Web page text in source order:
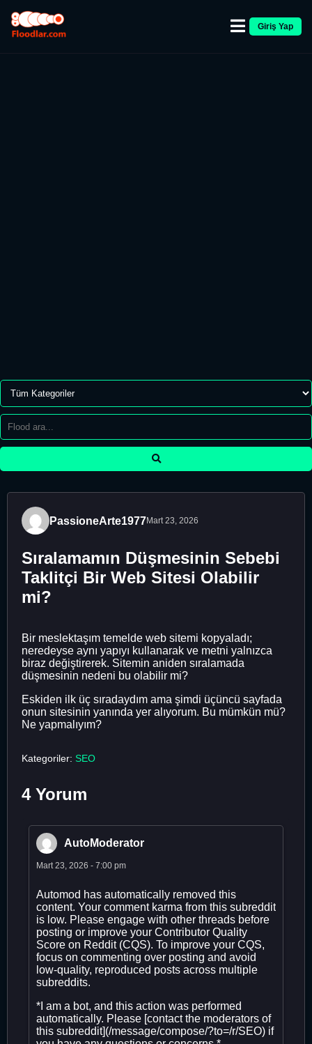
Giriş Yap
PassioneArte1977Mart 23, 2026
Sıralamamın Düşmesinin Sebebi
Taklitçi Bir Web Sitesi Olabilir
mi?
Bir meslektaşım temelde web sitemi kopyaladı;
neredeyse aynı yapıyı kullanarak ve metni yalnızca
biraz değiştirerek. Sitemin aniden sıralamada
düşmesinin nedeni bu olabilir mi?
Eskiden ilk üç sıradaydım ama şimdi üçüncü sayfada
onun sitesinin yanında yer alıyorum. Bu mümkün mü?
Ne yapmalıyım?
Kategoriler: SEO
4 Yorum
AutoModerator
Mart 23, 2026 - 7:00 pm
Automod has automatically removed this
content. Your comment karma from this subreddit
is low. Please engage with other threads before
posting or improve your Contributor Quality
Score on Reddit (CQS). To improve your CQS,
focus on commenting over posting and avoid
low-quality, reproduced posts across multiple
subreddits.
*I am a bot, and this action was performed
automatically. Please [contact the moderators of
this subreddit](/message/compose/?to=/r/SEO) if